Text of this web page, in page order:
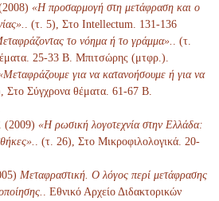
«Η προσαρμογή στη μετάφραση και ο
. (τ. 5), Στο Intellectum. 131-136
το νόημα ή το γράμμα».
. (τ.
25-33 Β. Μπιτσώρης (μτφρ.).
για να κατανοήσουμε ή για να
Στο Σύγχρονα θέματα. 61-67 Β.
(2009) «Η ρωσική λογοτεχνία στην Ελλάδα:
. (τ. 26), Στο Μικροφιλολογικά. 20-
Μεταφραστική. Ο λόγος περί μετάφρασης
. Εθνικό Αρχείο Διδακτορικών